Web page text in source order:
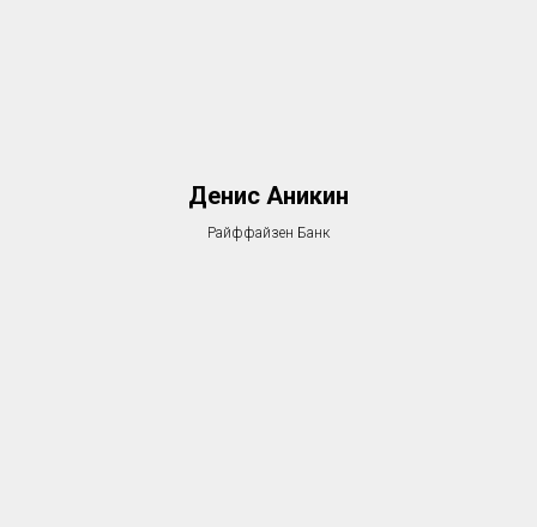
Денис Аникин
Райффайзен Банк